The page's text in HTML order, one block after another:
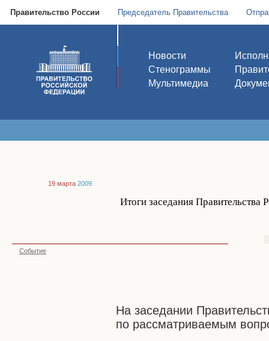
Правительство России Председатель Правительства
Новости
Стенограммы
Мультимедиа
19 марта 2009
Итоги заседания Правительства
Событие
На заседании
по рассматриваемым